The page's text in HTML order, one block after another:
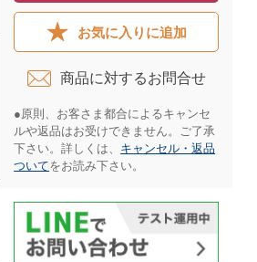
お気に入りに追加
商品に対するお問合せ​
●原則、お客さま都合によるキャンセ
ルや返品はお受けできません。ご了承
下さい。詳しくは、 キャンセル・返品
ついてをお読み下さい。​